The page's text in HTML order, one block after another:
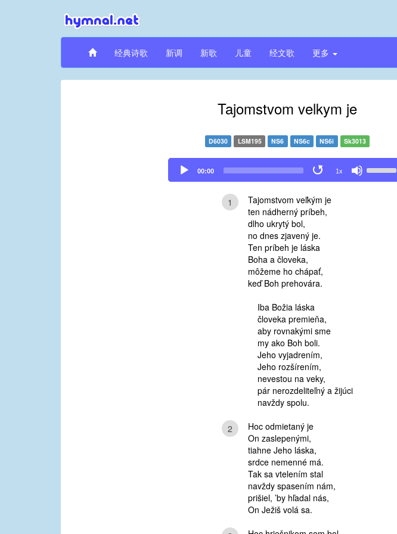
经典诗歌 新调 新歌 儿童 经文歌 更多
Tajomstvom velkym je
D6030 LSM195 NS6 NS6c NS6i Sk3013
Audio
Player
00:00 1x
Up/Down
1
Tajomstvom veľkým je
ten nádherný príbeh,
dlho ukrytý bol,
no dnes zjavený je.
Ten príbeh je láska
Boha a človeka,
môžeme ho chápať,
keď Boh prehovára.
Iba Božia láska
človeka premieňa,
aby rovnakými sme
my ako Boh boli.
Jeho vyjadrením,
Jeho rozšírením,
nevestou na veky,
pár nerozdeliteľný a žijúci
navždy spolu.
2
Hoc odmietaný je
On zaslepenými,
tiahne Jeho láska,
srdce nemenné má.
Tak sa vtelením stal
navždy spasením nám,
prišiel, ’by hľadal nás,
On Ježiš volá sa.